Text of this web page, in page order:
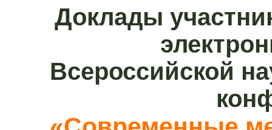
Доклады
Всероссийской